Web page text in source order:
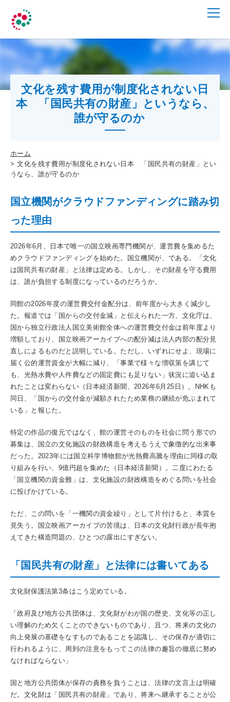
文化を残す費用が制度化されない日
本 「国民共有の財産」というなら、
誰が守るのか
ホーム
文化を残す費用が制度化されない日本 「国民共有の財産」とい
うなら、誰が守るのか
国立機関がクラウドファンディングに踏み切
った理由
2026年6月、日本で唯一の国立映画専門機関が、運営費を集めるた
めクラウドファンディングを始めた。国立機関が、である。「文化
は国民共有の財産」と法律は定める。しかし、その財産を守る費用
は、誰が負担する制度になっているのだろうか。
同館の2026年度の運営費交付金配分は、前年度から大きく減少し
た。報道では「国からの交付金減」と伝えられた一方、文化庁は、
国から独立行政法人国立美術館全体への運営費交付金は前年度より
増額しており、国立映画アーカイブへの配分減は法人内部の配分見
直しによるものだと説明している。ただし、いずれにせよ、現場に
届く公的運営資金が大幅に減り、「事業で様々な増収策を講じて
も、光熱水費や人件費などの固定費にも足りない」状況に追い込ま
れたことは変わらない（日本経済新聞、2026年6月25日）。NHKも
同日、「国からの交付金が減額されたため業務の継続が危ぶまれて
いる」と報じた。
特定の作品の復元ではなく、館の運営そのものを社会に問う形での
募集は、国立の文化施設の財政構造を考えるうえで象徴的な出来事
だった。2023年には国立科学博物館が光熱費高騰を理由に同様の取
り組みを行い、9億円超を集めた（日本経済新聞）。二度にわたる
「国立機関の資金難」は、文化施設の財政構造をめぐる問いを社会
に投げかけている。
ただ、この問いを「一機関の資金繰り」として片付けると、本質を
見失う。国立映画アーカイブの苦境は、日本の文化財行政が長年抱
えてきた構造問題の、ひとつの露出にすぎない。
「国民共有の財産」と法律には書いてある
文化財保護法第3条はこう定めている。
「政府及び地方公共団体は、文化財がわが国の歴史、文化等の正し
い理解のため欠くことのできないものであり、且つ、将来の文化の
向上発展の基礎をなすものであることを認識し、その保存が適切に
行われるように、周到の注意をもってこの法律の趣旨の徹底に努め
なければならない」
国と地方公共団体が保存の責務を負うことは、法律の文言上は明確
だ。文化財は「国民共有の財産」であり、将来へ継承することが公